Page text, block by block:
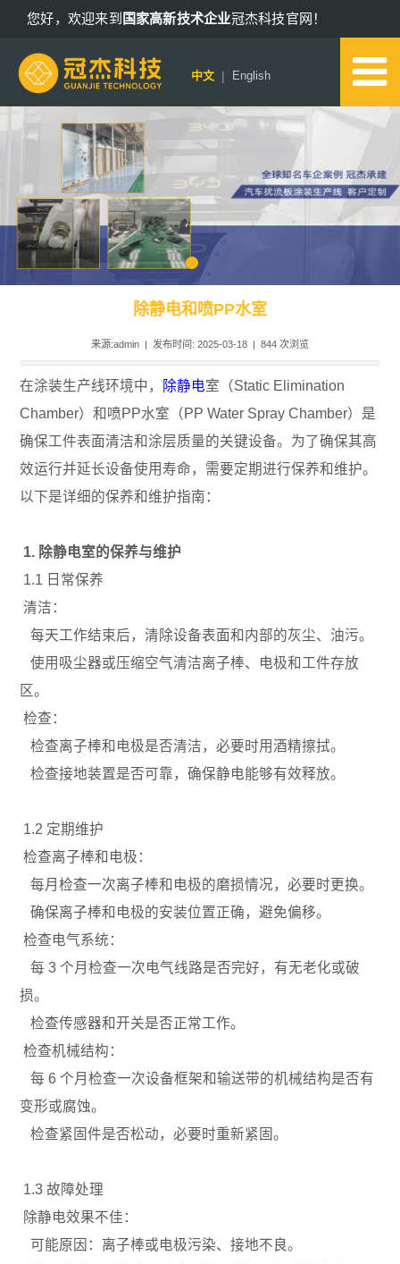
您好，欢迎来到 国家高新技术企业冠杰科技官网！
13802578652
中文 | English
除静电和喷PP水室
来源:admin | 发布时间: 2025-03-18 | 844 次浏览
在涂装生产线环境中， 除静电室（Static Elimination
Chamber）和喷PP水室（PP Water Spray Chamber）是
确保工件表面清洁和涂层质量的关键设备。为了确保其高
效运行并延长设备使用寿命，需要定期进行保养和维护。
以下是详细的保养和维护指南：
1. 除静电室的保养与维护
1.1 日常保养
清洁：
每天工作结束后，清除设备表面和内部的灰尘、油污。
使用吸尘器或压缩空气清洁离子棒、电极和工件存放
区。
检查：
检查离子棒和电极是否清洁，必要时用酒精擦拭。
检查接地装置是否可靠，确保静电能够有效释放。
1.2 定期维护
检查离子棒和电极：
每月检查一次离子棒和电极的磨损情况，必要时更换。
确保离子棒和电极的安装位置正确，避免偏移。
检查电气系统：
每 3 个月检查一次电气线路是否完好，有无老化或破
损。
检查传感器和开关是否正常工作。
检查机械结构：
每 6 个月检查一次设备框架和输送带的机械结构是否有
变形或腐蚀。
检查紧固件是否松动，必要时重新紧固。
1.3 故障处理
除静电效果不佳：
可能原因：离子棒或电极污染、接地不良。